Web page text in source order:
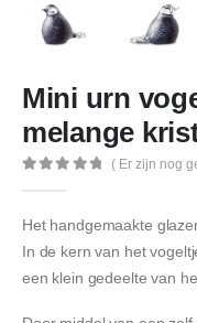
Mini urn
melange
( Er zijn nog
Het handgemaakte
In de kern van het
een klein gedeelte van